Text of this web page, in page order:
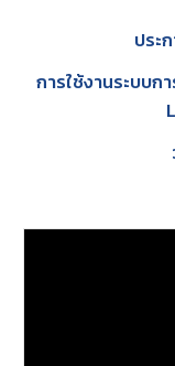
ประ
การใช้งานระบบ